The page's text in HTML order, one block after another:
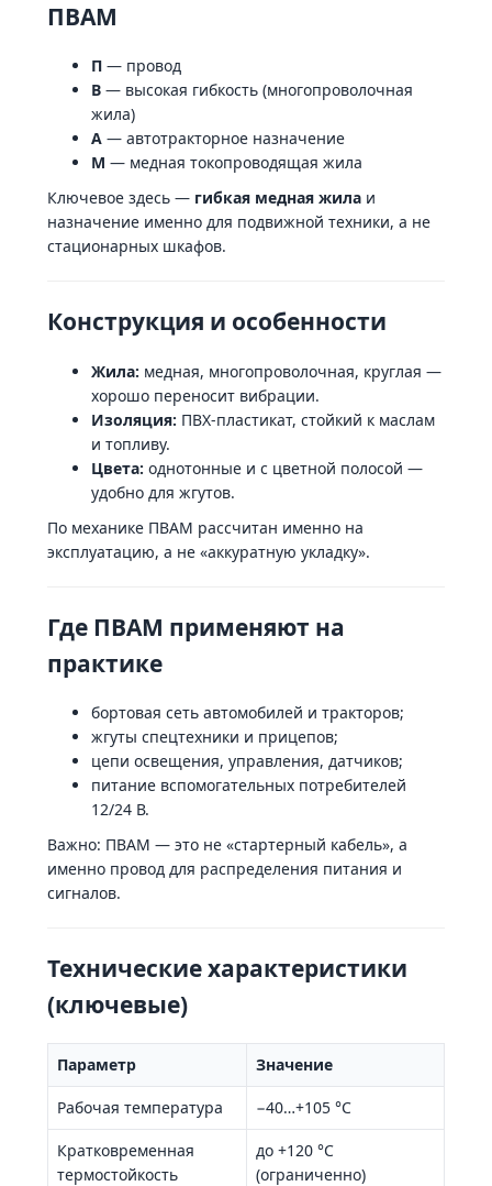
ПВАМ
П — провод
В — высокая гибкость (многопроволочная
жила)
А — автотракторное назначение
М — медная токопроводящая жила
Ключевое здесь — гибкая медная жила и
назначение именно для подвижной техники, а не
стационарных шкафов.
Конструкция и особенности
Жила: медная, многопроволочная, круглая —
хорошо переносит вибрации.
Изоляция: ПВХ-пластикат, стойкий к маслам
и топливу.
Цвета: однотонные и с цветной полосой —
удобно для жгутов.
По механике ПВАМ рассчитан именно на
эксплуатацию, а не «аккуратную укладку».
Где ПВАМ применяют на
практике
бортовая сеть автомобилей и тракторов;
жгуты спецтехники и прицепов;
цепи освещения, управления, датчиков;
питание вспомогательных потребителей
12/24 В.
Важно: ПВАМ — это не «стартерный кабель», а
именно провод для распределения питания и
сигналов.
Технические характеристики
(ключевые)
Параметр Значение
Рабочая температура −40…+105 °C
Кратковременная
термостойкость
до +120 °C
(ограниченно)